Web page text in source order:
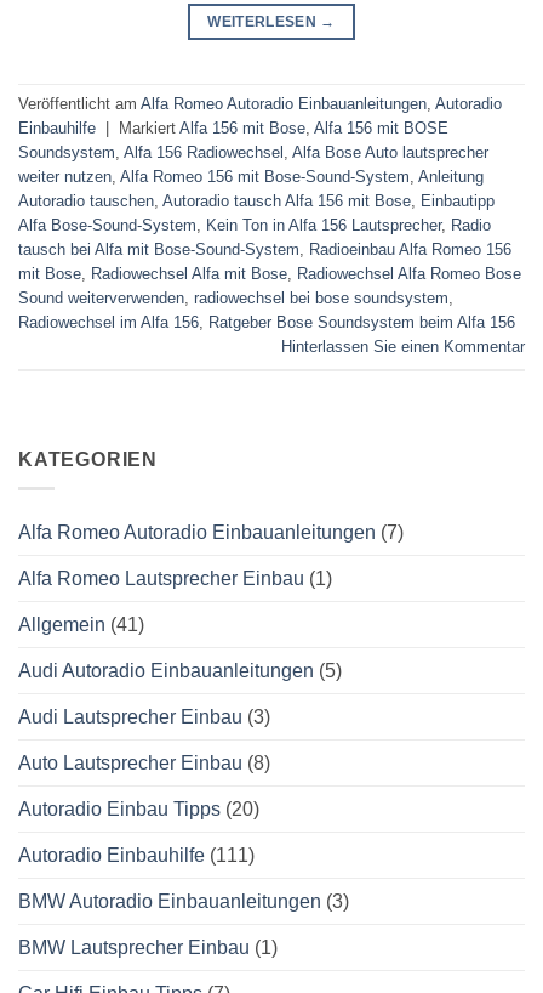
WEITERLESEN →
Veröffentlicht am Alfa Romeo Autoradio Einbauanleitungen Autoradio
Einbauhilfe
Markiert Alfa 156 mit Bose Alfa 156 mit BOSE
Soundsystem Alfa 156 Radiowechsel
Alfa Bose Auto lautsprecher
weiter nutzen Alfa Romeo 156 mit Bose-Sound-System Anleitung
Autoradio tauschen Autoradio tausch Alfa 156 mit Bose
Einbautipp
Alfa Bose-Sound-System
Kein Ton in Alfa 156 Lautsprecher, Radio
tausch bei Alfa mit Bose-Sound-System
Radioeinbau Alfa Romeo 156
mit Bose
Radiowechsel Alfa mit Bose
Radiowechsel Alfa Romeo Bose
Sound weiterverwenden radiowechsel bei bose soundsystem‎
Radiowechsel im Alfa 156
Ratgeber Bose Soundsystem beim Alfa 156
Hinterlassen Sie einen Kommentar
KATEGORIEN
Alfa Romeo Autoradio Einbauanleitungen (7)
Alfa Romeo Lautsprecher Einbau (1)
Allgemein (41)
Audi Autoradio Einbauanleitungen (5)
Audi Lautsprecher Einbau (3)
Auto Lautsprecher Einbau (8)
Autoradio Einbau Tipps (20)
Autoradio Einbauhilfe (111)
BMW Autoradio Einbauanleitungen (3)
BMW Lautsprecher Einbau (1)